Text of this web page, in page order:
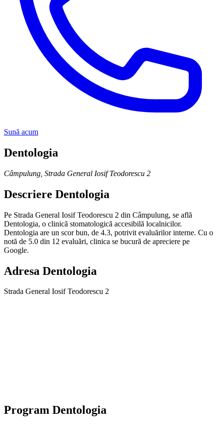
Sună acum
Dentologia
Câmpulung Strada General Iosif Teodorescu 2
Descriere Dentologia
Pe Strada General Iosif Teodorescu 2 din Câmpulung, se află
Dentologia, o clinică stomatologică accesibilă localnicilor.
Dentologia are un scor bun, de 4.3, potrivit evaluărilor interne. Cu o
notă de 5.0 din 12 evaluări, clinica se bucură de apreciere pe
Google.
Adresa Dentologia
Strada General Iosif Teodorescu 2
Program Dentologia